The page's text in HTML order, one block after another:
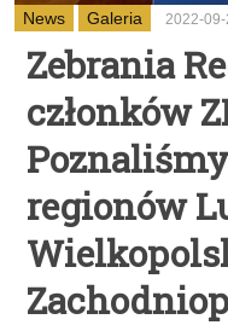
News Galeria 2022-09-
Zebrania
członków
regionów